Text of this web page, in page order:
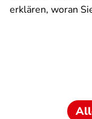
erklären, woran